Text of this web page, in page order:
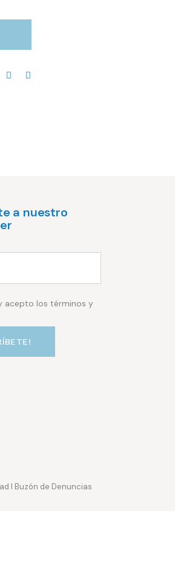
a nuestro
acepto los términos y
I Buzón de Denuncias